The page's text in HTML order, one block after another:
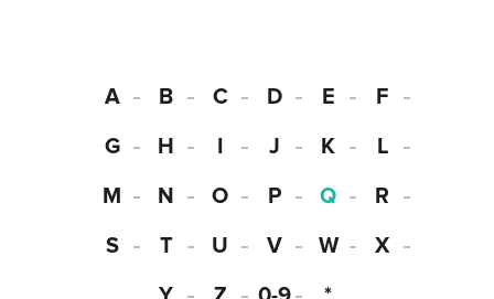
A B C D E
F
G
H I J K
L
M
N O P Q
R
S
T U V W
X